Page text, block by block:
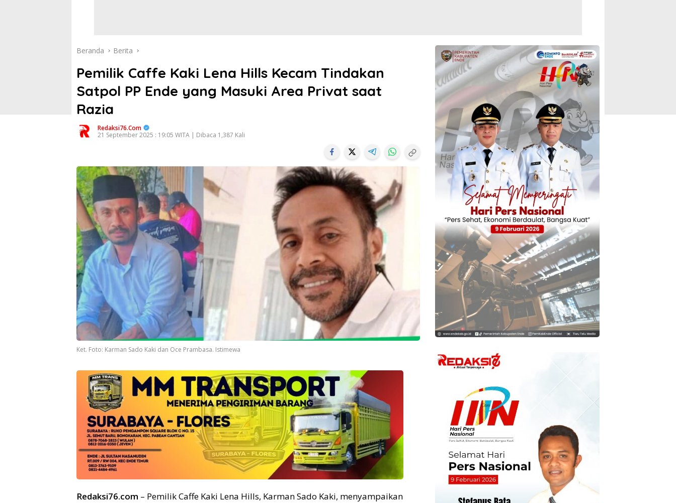
Beranda Berita
Pemilik Caffe Kaki Lena Hills Kecam Tindakan
Satpol PP Ende yang Masuki Area Privat saat
Razia
Redaksi76.com
21 September 2025 : 19:05 WITA | Dibaca 1,387 Kali
Ket. Foto: Karman Sado Kaki dan Oce Prambasa. Istimewa
Redaksi76.com – Pemilik Caffe Kaki Lena Hills, Karman Sado Kaki, menyampaikan